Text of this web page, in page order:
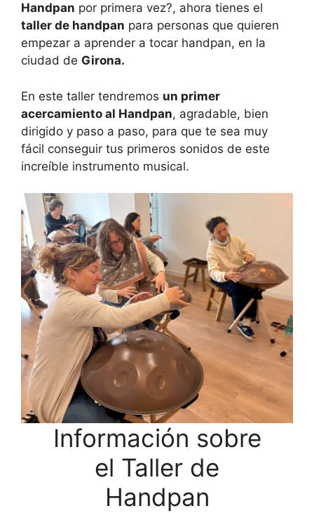
Handpan por primera vez?, ahora tienes el
taller de handpan para personas que quieren
empezar a aprender a tocar handpan, en la
ciudad de Girona.
En este taller tendremos un primer
acercamiento al Handpan, agradable, bien
dirigido y paso a paso, para que te sea muy
fácil conseguir tus primeros sonidos de este
increíble instrumento musical.
Información sobre
el Taller de
Handpan